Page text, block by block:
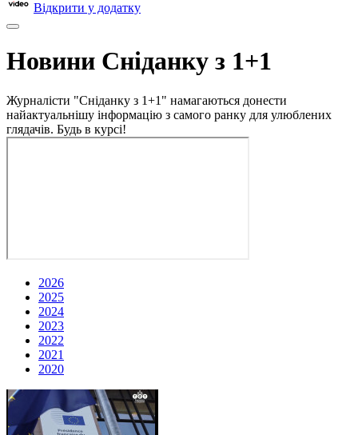
Відкрити у додатку
Новини Сніданку з 1+1
Журналісти "Сніданку з 1+1" намагаються донести
найактуальнішу інформацію з самого ранку для улюблених
глядачів. Будь в курсі!
2026
2025
2024
2023
2022
2021
2020